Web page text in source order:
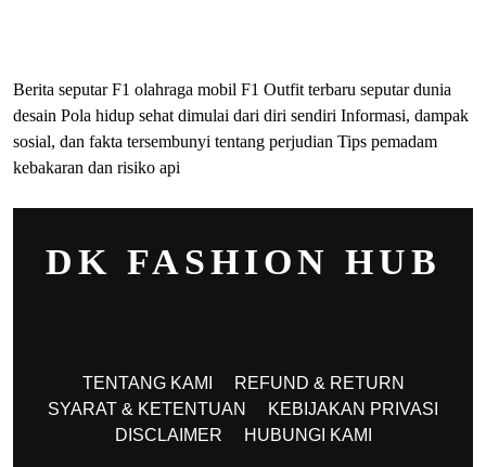
Berita seputar F1 olahraga mobil F1 Outfit terbaru seputar dunia
desain Pola hidup sehat dimulai dari diri sendiri Informasi, dampak
sosial, dan fakta tersembunyi tentang perjudian Tips pemadam
kebakaran dan risiko api
DK FASHION HUB
TENTANG KAMI
REFUND & RETURN
SYARAT & KETENTUAN
KEBIJAKAN PRIVASI
DISCLAIMER
HUBUNGI KAMI